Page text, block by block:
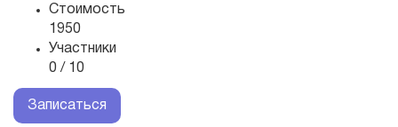
Стоимость
1950
Участники
0 / 10
Записаться